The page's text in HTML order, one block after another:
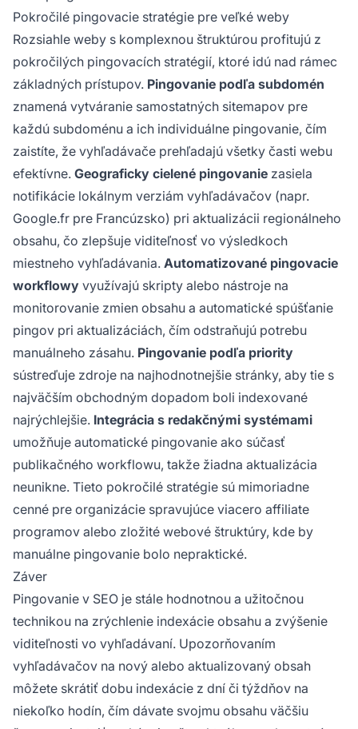
Pokročilé pingovacie stratégie pre veľké weby
Rozsiahle weby s komplexnou štruktúrou profitujú z
pokročilých pingovacích stratégií, ktoré idú nad rámec
základných prístupov. Pingovanie podľa subdomén
znamená vytváranie samostatných sitemapov pre
každú subdoménu a ich individuálne pingovanie, čím
zaistíte, že vyhľadávače prehľadajú všetky časti webu
efektívne. Geograficky cielené pingovanie zasiela
notifikácie lokálnym verziám vyhľadávačov (napr.
Google.fr pre Francúzsko) pri aktualizácii regionálneho
obsahu, čo zlepšuje viditeľnosť vo výsledkoch
miestneho vyhľadávania. Automatizované pingovacie
workflowy využívajú skripty alebo nástroje na
monitorovanie zmien obsahu a automatické spúšťanie
pingov pri aktualizáciách, čím odstraňujú potrebu
manuálneho zásahu. Pingovanie podľa priority
sústreďuje zdroje na najhodnotnejšie stránky, aby tie s
najväčším obchodným dopadom boli indexované
najrýchlejšie. Integrácia s redakčnými systémami
umožňuje automatické pingovanie ako súčasť
publikačného workflowu, takže žiadna aktualizácia
neunikne. Tieto pokročilé stratégie sú mimoriadne
cenné pre organizácie spravujúce viacero affiliate
programov alebo zložité webové štruktúry, kde by
manuálne pingovanie bolo nepraktické.
Záver
Pingovanie v SEO je stále hodnotnou a užitočnou
technikou na zrýchlenie indexácie obsahu a zvýšenie
viditeľnosti vo vyhľadávaní. Upozorňovaním
vyhľadávačov na nový alebo aktualizovaný obsah
môžete skrátiť dobu indexácie z dní či týždňov na
niekoľko hodín, čím dávate svojmu obsahu väčšiu